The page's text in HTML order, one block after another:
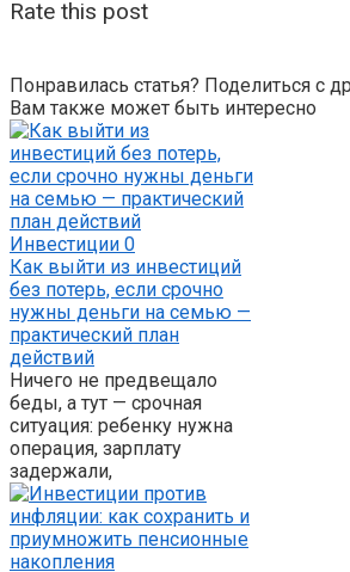
Rate this post
Понравилась статья? Поделиться с
Вам также может быть интересно
Инвестиции 0
Как выйти из инвестиций
без потерь, если срочно
нужны деньги на семью —
практический план
действий
Ничего не предвещало
беды, а тут — срочная
ситуация: ребенку нужна
операция, зарплату
задержали,